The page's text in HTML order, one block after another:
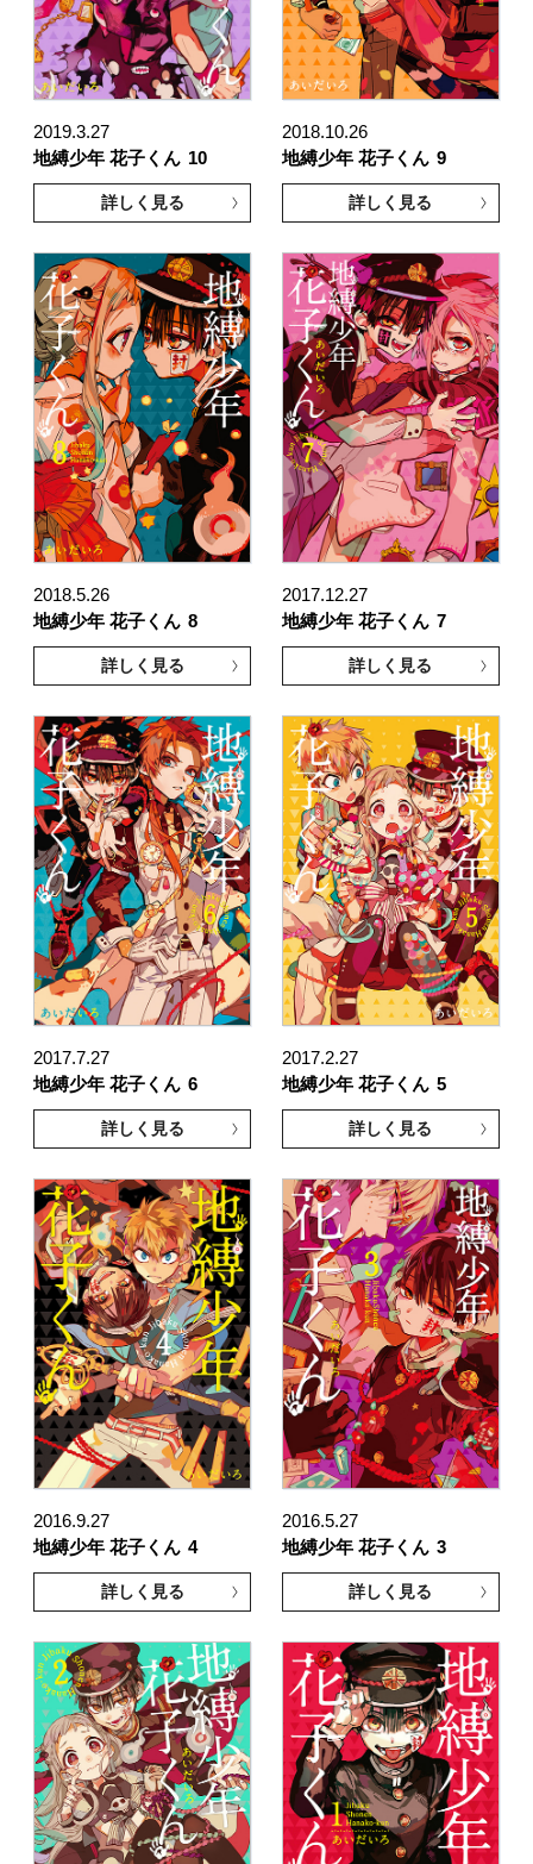
2019.3.27
地縛少年 花子くん 10
詳しく見る
2018.10.26
地縛少年 花子くん 9
詳しく見る
2018.5.26
地縛少年 花子くん 8
詳しく見る
2017.12.27
地縛少年 花子くん 7
詳しく見る
2017.7.27
地縛少年 花子くん 6
詳しく見る
2017.2.27
地縛少年 花子くん 5
詳しく見る
2016.9.27
地縛少年 花子くん 4
詳しく見る
2016.5.27
地縛少年 花子くん 3
詳しく見る